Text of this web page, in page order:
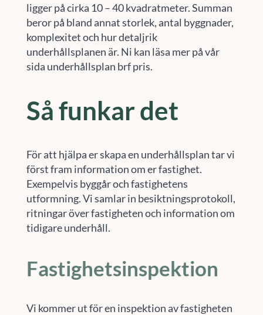
ligger på cirka 10 – 40 kvadratmeter. Summan
beror på bland annat storlek, antal byggnader,
komplexitet och hur detaljrik
underhållsplanen är. Ni kan läsa mer på vår
sida underhållsplan brf pris.
Så funkar det
För att hjälpa er skapa en underhållsplan tar vi
först fram information om er fastighet.
Exempelvis byggår och fastighetens
utformning. Vi samlar in besiktningsprotokoll,
ritningar över fastigheten och information om
tidigare underhåll.
Fastighetsinspektion
Vi kommer ut för en inspektion av fastigheten